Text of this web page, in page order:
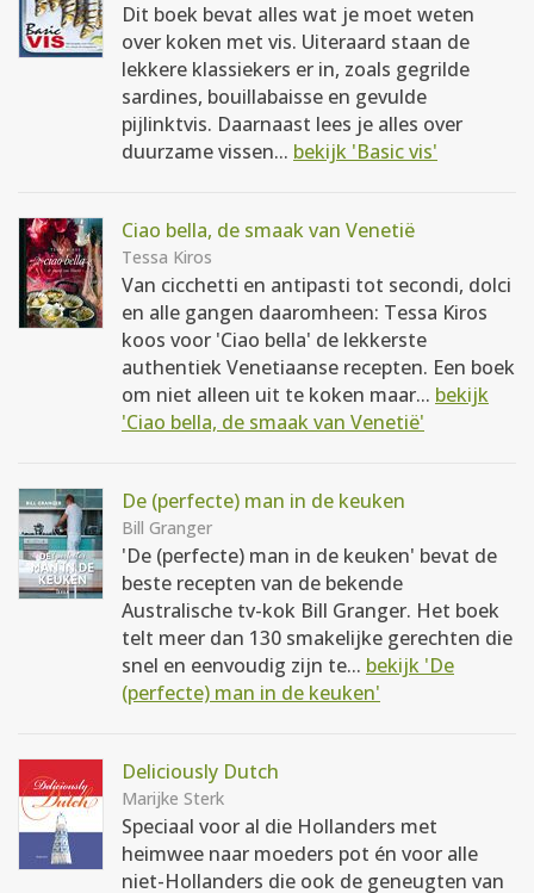
Dit boek bevat alles wat je moet weten
over koken met vis. Uiteraard staan de
lekkere klassiekers er in, zoals gegrilde
sardines, bouillabaisse en gevulde
pijlinktvis. Daarnaast lees je alles over
duurzame vissen... bekijk 'Basic vis'
Ciao bella, de smaak van Venetië
Tessa Kiros
Van cicchetti en antipasti tot secondi, dolci
en alle gangen daaromheen: Tessa Kiros
koos voor 'Ciao bella' de lekkerste
authentiek Venetiaanse recepten. Een boek
om niet alleen uit te koken maar... bekijk
'Ciao bella, de smaak van Venetië'
De (perfecte) man in de keuken
Bill Granger
'De (perfecte) man in de keuken' bevat de
beste recepten van de bekende
Australische tv-kok Bill Granger. Het boek
telt meer dan 130 smakelijke gerechten die
snel en eenvoudig zijn te... bekijk 'De
(perfecte) man in de keuken'
Deliciously Dutch
Marijke Sterk
Speciaal voor al die Hollanders met
heimwee naar moeders pot én voor alle
niet-Hollanders die ook de geneugten van